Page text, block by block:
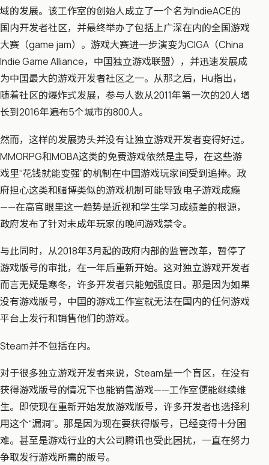
域的发展。该工作室的创始人成立了一个名为IndieACE的
国内开发者社区，并最终举办了包括上广深在内的全国游戏
大赛（game jam）。游戏大赛进一步演变为CIGA（China
Indie Game Alliance，中囯独立游戏联盟），并迅速发展成
为中囯最大的游戏开发者社区之一。从那之后，Hu指出，
随着社区的爆炸式发展，参与人数从2011年第一次的20人增
长到2016年遍布5个城市的800人。
然而，这样的发展势头并没有让独立游戏开发者变得好过。
MMORPG和MOBA这类的免费游戏依然是主导，在这些游
戏里“花钱就能变强”的机制在中囯游戏玩家间受到追捧。政
府担心这类和赌博类似的游戏机制可能导致电子游戏成瘾
——在高官眼里这一趋势是近视和学生学习成绩差的根源，
政府发布了针对未成年玩家的晚间游戏禁令。
与此同时，从2018年3月起的政府内部的监管改革，暂停了
游戏版号的审批，在一年后重新开始。这对独立游戏开发者
而言无疑是寒冬，许多开发者只能勉强度日。那是因为如果
没有游戏版号，中囯的游戏工作室就无法在国内的任何游戏
平台上发行和销售他们的游戏。
Steam并不包括在内。
对于很多独立游戏开发者来说，Steam是一个盲区，在没有
获得游戏版号的情况下也能销售游戏——工作室便能继续维
生。即使现在重新开始发放游戏版号，许多开发者也选择利
用这个“漏洞”。那是因为现在要获得版号，已经变得十分困
难。甚至是游戏行业的大公司腾讯也受此困扰，一直在努力
争取发行游戏所需的版号。